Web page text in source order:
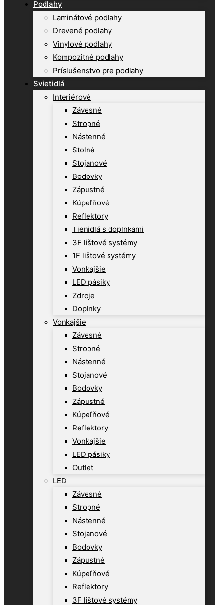
Podlahy
Laminátové podlahy
Drevené podlahy
Vinylové podlahy
Kompozitné podlahy
Príslušenstvo pre podlahy
Svietidlá
Interiérové
Závesné
Stropné
Nástenné
Stolné
Stojanové
Bodovky
Zápustné
Kúpeľňové
Reflektory
Tienidlá s doplnkami
3F lištové systémy
1F lištové systémy
Vonkajšie
LED pásiky
Zdroje
Doplnky
Vonkajšie
Závesné
Stropné
Nástenné
Stojanové
Bodovky
Zápustné
Kúpeľňové
Reflektory
Vonkajšie
LED pásiky
Outlet
LED
Závesné
Stropné
Nástenné
Stojanové
Bodovky
Zápustné
Kúpeľňové
Reflektory
3F lištové systémy